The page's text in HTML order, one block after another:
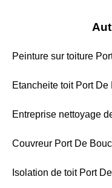
Peinture sur toiture
Etancheite toit Port De
Entreprise nettoyage
Couvreur Port De Bouc
Isolation de toit Port